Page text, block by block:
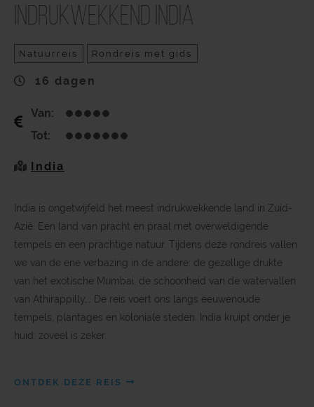
Indrukwekkend India
Natuurreis Rondreis met gids
16 dagen
Van:
Tot:
India
India is ongetwijfeld het meest indrukwekkende land in Zuid-
Azië. Een land van pracht en praal met overweldigende
tempels en een prachtige natuur. Tijdens deze rondreis vallen
we van de ene verbazing in de andere: de gezellige drukte
van het exotische Mumbai, de schoonheid van de watervallen
van Athirappilly,… De reis voert ons langs eeuwenoude
tempels, plantages en koloniale steden. India kruipt onder je
huid: zoveel is zeker.
ONTDEK DEZE REIS